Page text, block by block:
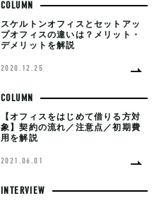
COLUMN
スケルトンオフィスとセットアッ
プオフィスの違いは？メリット・
デメリットを解説
2020.12.25
COLUMN
【オフィスをはじめて借りる方対
象】契約の流れ／注意点／初期費
用を解説
2021.06.01
INTERVIEW